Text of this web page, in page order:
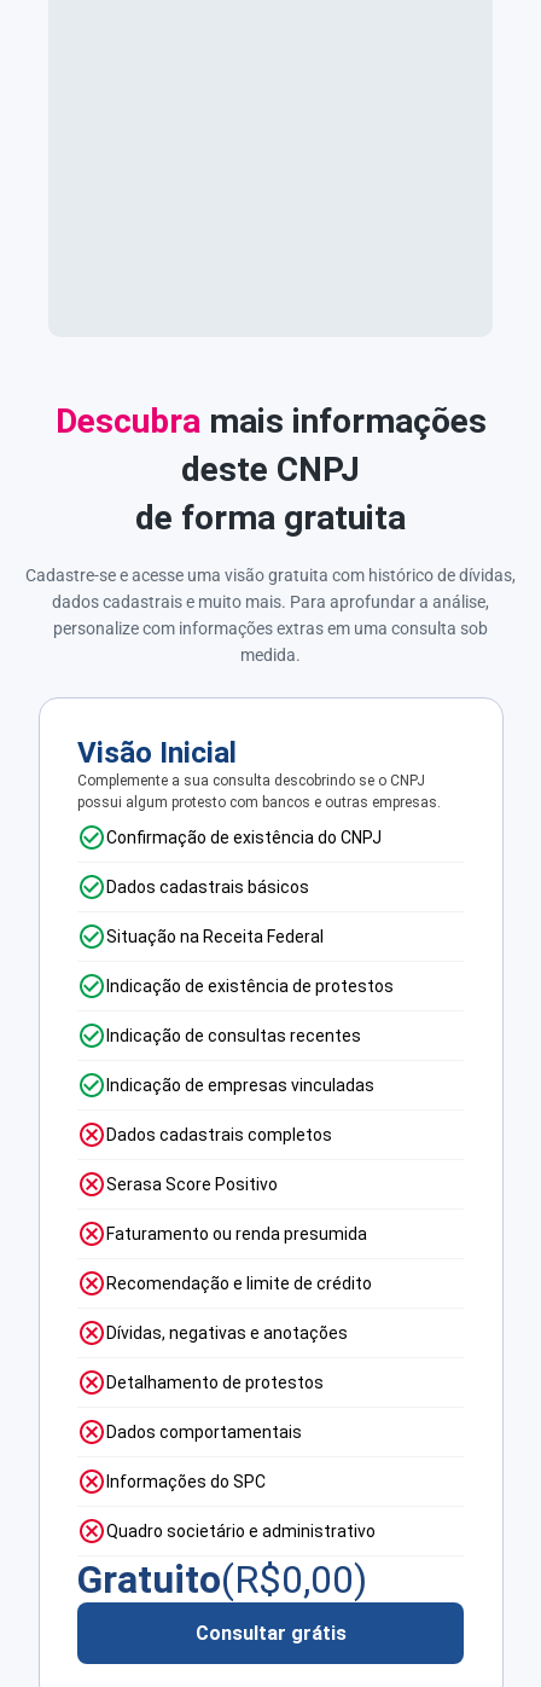
Descubra mais informações
deste CNPJ
de forma gratuita
Cadastre-se e acesse uma visão gratuita com histórico de dívidas,
dados cadastrais e muito mais. Para aprofundar a análise,
personalize com informações extras em uma consulta sob
medida.
Visão Inicial
Complemente a sua consulta descobrindo se o CNPJ
possui algum protesto com bancos e outras empresas.
Confirmação de existência do CNPJ
Dados cadastrais básicos
Situação na Receita Federal
Indicação de existência de protestos
Indicação de consultas recentes
Indicação de empresas vinculadas
Dados cadastrais completos
Serasa Score Positivo
Faturamento ou renda presumida
Recomendação e limite de crédito
Dívidas, negativas e anotações
Detalhamento de protestos
Dados comportamentais
Informações do SPC
Quadro societário e administrativo
Gratuito(R$0,00)
Consultar grátis